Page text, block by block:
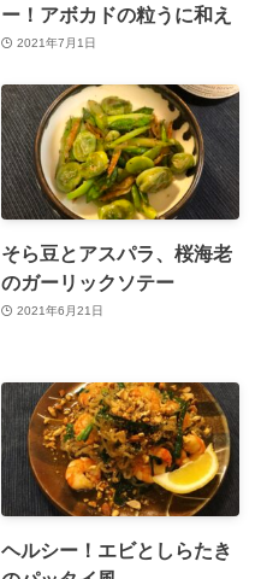
ー！アボカドの粒うに和え
2021年7月1日
そら豆とアスパラ、桜海老
のガーリックソテー
2021年6月21日
ヘルシー！エビとしらたき